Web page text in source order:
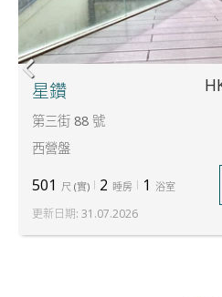
星鑽
第三街 88 號
西營盤
501 尺 (實) 2 睡房 1 浴室
更新日期: 31.07.2026